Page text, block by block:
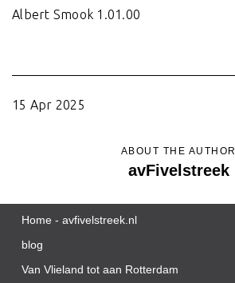
Albert Smook 1.01.00
15 Apr 2025
ABOUT THE AUTHOR
avFivelstreek
Home - avfivelstreek.nl
blog
Van Vlieland tot aan Rotterdam